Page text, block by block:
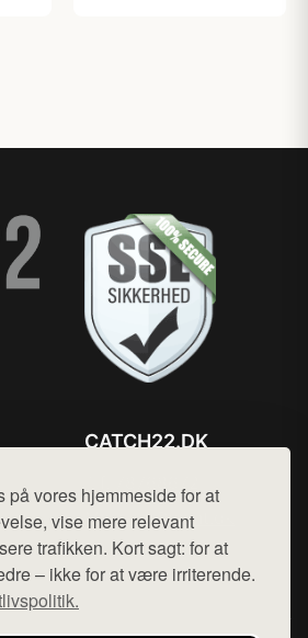
på vores hjemmeside for at
vise mere relevant
trafikken. Kort sagt: for at
– ikke for at være irriterende.
CATCH22.DK
Mail: hej@want.dk
Cookie- og privatlivspolitik